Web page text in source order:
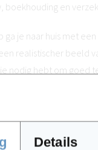
Details
boekhouding en
ga je naar huis met
realistischer beeld
nodig hebt om goed